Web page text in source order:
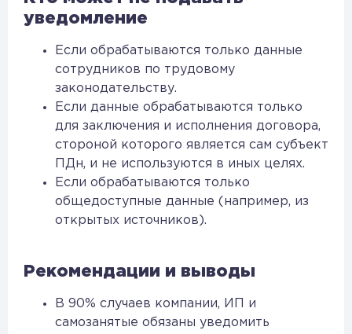
уведомление
Если обрабатываются только данные
сотрудников по трудовому
законодательству.
Если данные обрабатываются только
для заключения и исполнения договора,
стороной которого является сам субъект
ПДн, и не используются в иных целях.
Если обрабатываются только
общедоступные данные (например, из
открытых источников).
Рекомендации и выводы
В 90% случаев компании, ИП и
самозанятые обязаны уведомить